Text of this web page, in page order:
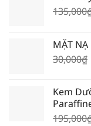
135,000
MẶT NẠ
30,000₫
Kem
195,000